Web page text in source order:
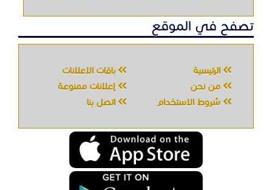
تصفح في الموقع
الرئيسية
باقات الإعلانات
من نحن
إعلانات ممنوعة
شروط الاستخدام
اتصل بنا